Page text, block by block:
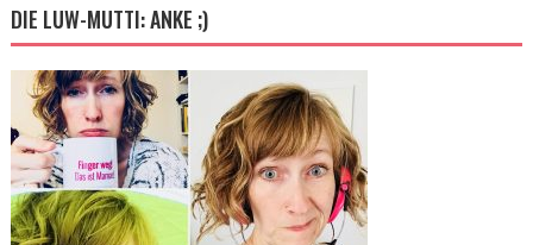
DIE LUW-MUTTI: ANKE ;)